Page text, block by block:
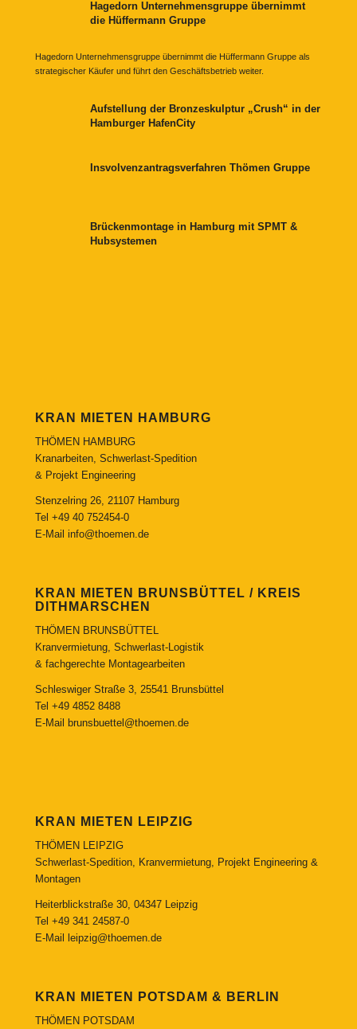
Hagedorn Unternehmensgruppe übernimmt
die Hüffermann Gruppe
Hagedorn Unternehmensgruppe übernimmt die Hüffermann Gruppe als
strategischer Käufer und führt den Geschäftsbetrieb weiter.
Aufstellung der Bronzeskulptur „Crush“ in der
Hamburger HafenCity
Insvolvenzantragsverfahren Thömen Gruppe
Brückenmontage in Hamburg mit SPMT &
Hubsystemen
KRAN MIETEN HAMBURG
THÖMEN HAMBURG
Kranarbeiten, Schwerlast-Spedition
& Projekt Engineering
Stenzelring 26, 21107 Hamburg
Tel +49 40 752454-0
E-Mail info@thoemen.de
KRAN MIETEN BRUNSBÜTTEL / KREIS
DITHMARSCHEN
THÖMEN BRUNSBÜTTEL
Kranvermietung, Schwerlast-Logistik
& fachgerechte Montagearbeiten
Schleswiger Straße 3, 25541 Brunsbüttel
Tel +49 4852 8488
E-Mail
brunsbuettel@thoemen.de
KRAN MIETEN LEIPZIG
THÖMEN LEIPZIG
Schwerlast-Spedition, Kranvermietung, Projekt Engineering &
Montagen
Heiterblickstraße 30, 04347 Leipzig
Tel +49 341 24587-0
E-Mail
leipzig@thoemen.de
KRAN MIETEN POTSDAM & BERLIN
THÖMEN POTSDAM